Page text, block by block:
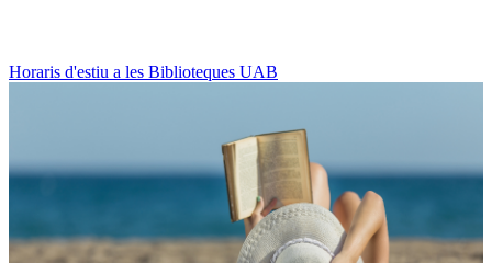
Horaris d'estiu a les Biblioteques UAB